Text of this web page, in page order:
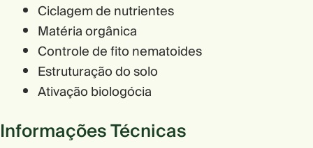
Ciclagem de nutrientes
Matéria orgânica
Controle de fito nematoides
Estruturação do solo
Ativação biologócia
Informações Técnicas